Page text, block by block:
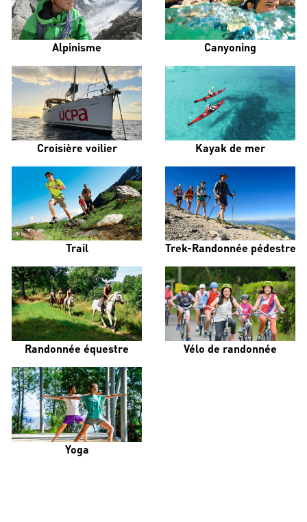
Alpinisme Canyoning
Croisière voilier Kayak de mer
Trail Trek-Randonnée pédestre
Randonnée équestre Vélo de randonnée
Yoga